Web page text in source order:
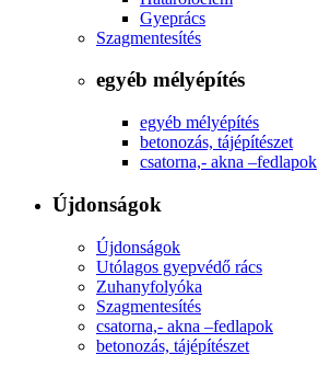
Gyeprács
Szagmentesítés
egyéb mélyépítés
egyéb mélyépítés
betonozás, tájépítészet
csatorna,- akna –fedlapok
Újdonságok
Újdonságok
Utólagos gyepvédő rács
Zuhanyfolyóka
Szagmentesítés
csatorna,- akna –fedlapok
betonozás, tájépítészet